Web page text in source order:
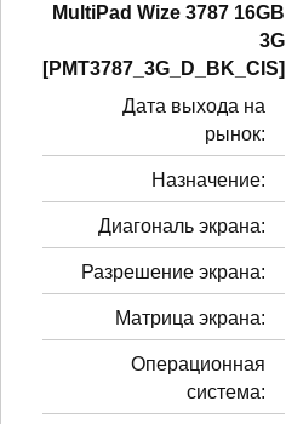
MultiPad Wize 3787 16GB
3G
[PMT3787_3G_D_BK_CIS]
Дата выхода на
рынок:
Назначение:
Диагональ экрана:
Разрешение экрана:
Матрица экрана:
Операционная
система: